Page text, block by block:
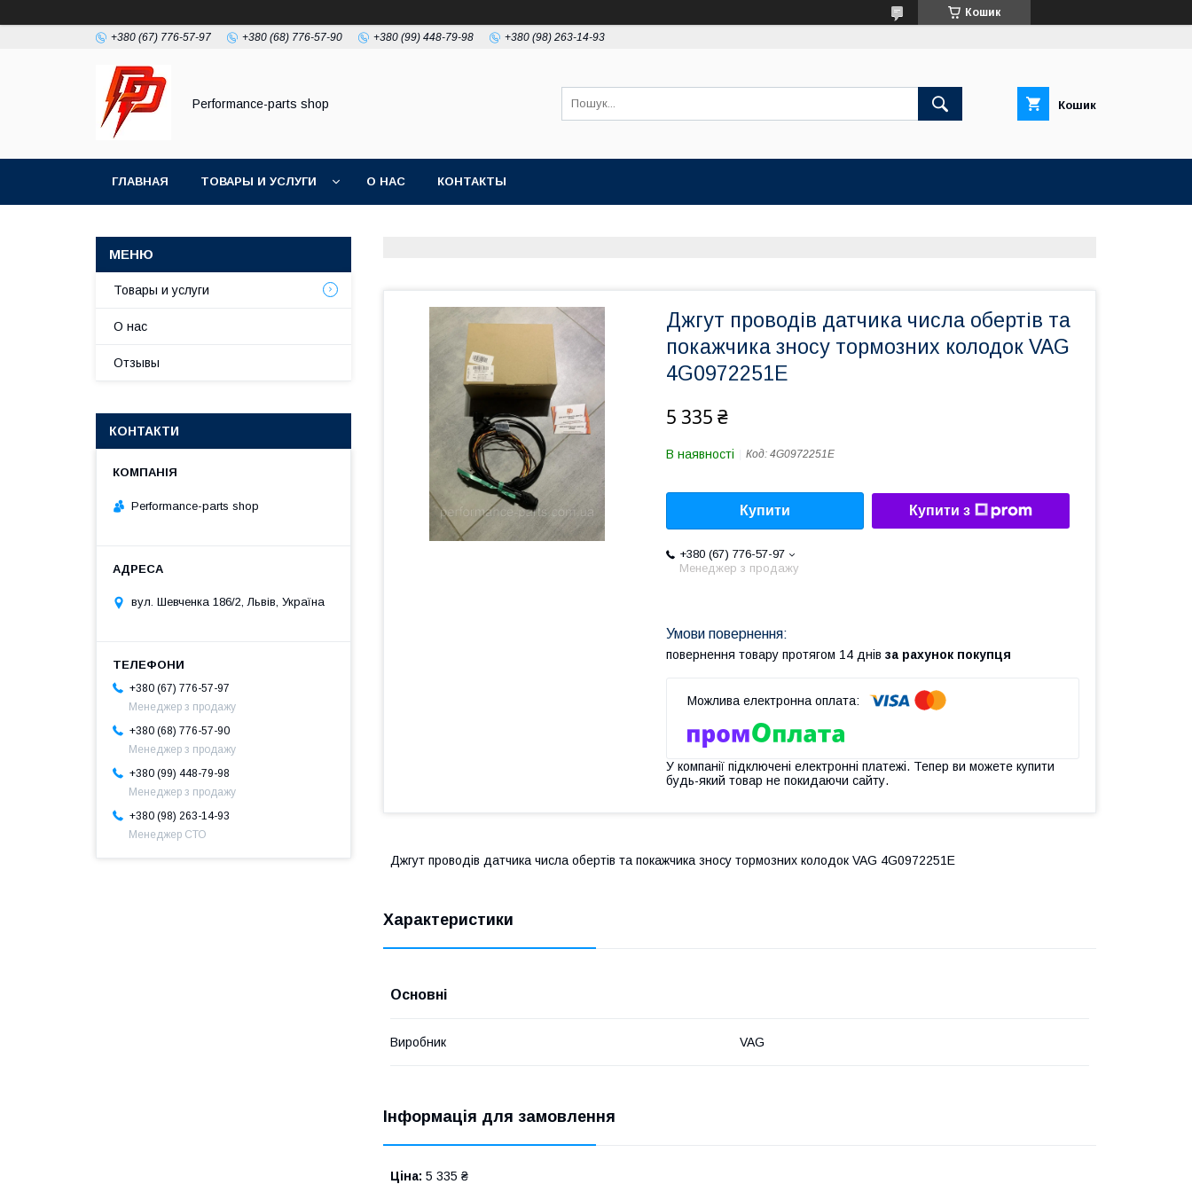
Кошик
+380 (67) 776-57-97 +380 (68) 776-57-90 +380 (99) 448-79-98 +380 (98) 263-14-93
Performance-parts shop Кошик
ГЛАВНАЯ ТОВАРЫ И УСЛУГИ О НАС КОНТАКТЫ
Джгут проводів датчика числа обертів та
покажчика зносу тормозних колодок VAG
4G0972251E
5 335 ₴
В наявності Код: 4G0972251E
Купити Купити з
+380 (67) 776-57-97
Менеджер з продажу
повернення товару протягом 14 днів за рахунок покупця
У компанії підключені електронні платежі. Тепер ви можете купити
будь-який товар не покидаючи сайту.
Джгут проводів датчика числа обертів та покажчика зносу тормозних колодок VAG 4G0972251E
Характеристики
Основні
Виробник VAG
Інформація для замовлення
Ціна: 5 335 ₴
Товары и услуги
О нас
Отзывы
КОНТАКТИ
Performance-parts shop
вул. Шевченка 186/2, Львів, Україна
+380 (67) 776-57-97
Менеджер з продажу
+380 (68) 776-57-90
Менеджер з продажу
+380 (99) 448-79-98
Менеджер з продажу
+380 (98) 263-14-93
Менеджер СТО